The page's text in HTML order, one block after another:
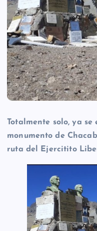
Totalmente solo, ya
monumento de
ruta del Ejercitito